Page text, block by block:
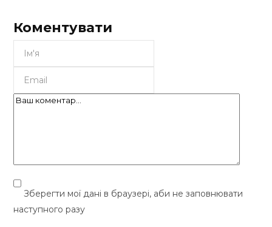
Коментувати
Зберегти мої дані в браузері, аби не заповнювати
наступного разу